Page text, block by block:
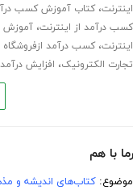
اینترنت،کتاب آموزش کسب
کسب درآمد از اینترنت،آموزش
اینترنت،کسب درآمد ازفروشگاه
تجارت الکترونیک، افزایش
با هم
موضوع:کتاب‌های اندیشه و